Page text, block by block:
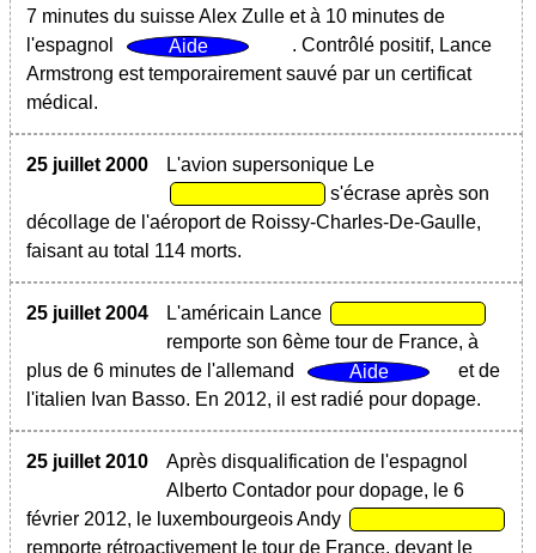
7 minutes du suisse Alex Zulle et à 10 minutes de
l'espagnol
. Contrôlé positif, Lance
Armstrong est temporairement sauvé par un certificat
médical.
25 juillet 2000
L'avion supersonique Le
s'écrase après son
décollage de l'aéroport de Roissy-Charles-De-Gaulle,
faisant au total 114 morts.
25 juillet 2004
L'américain Lance
remporte son 6ème tour de France, à
plus de 6 minutes de l'allemand
et de
l'italien Ivan Basso. En 2012, il est radié pour dopage.
25 juillet 2010
Après disqualification de l'espagnol
Alberto Contador pour dopage, le 6
février 2012, le luxembourgeois Andy
remporte rétroactivement le tour de France, devant le